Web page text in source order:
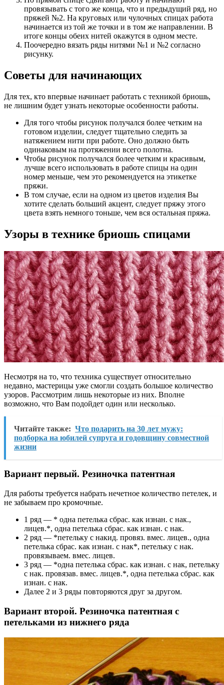
провязывать с того же конца, что и предыдущий ряд, но
пряжей №2. На круговых или чулочных спицах работа
начинается из той же точки и в том же направлении. В
итоге концы обеих нитей окажутся в одном месте.
Поочередно вязать ряды нитями №1 и №2 согласно
рисунку.
Советы для начинающих
Для тех, кто впервые начинает работать с техникой бриошь,
не лишним будет узнать некоторые особенности работы.
Для того чтобы рисунок получался более четким на
готовом изделии, следует тщательно следить за
натяжением нити при работе. Оно должно быть
одинаковым на протяжении всего полотна.
Чтобы рисунок получался более четким и красивым,
лучше всего использовать в работе спицы на один
номер меньше, чем это рекомендуется на этикетке
пряжи.
В том случае, если на одном из цветов изделия Вы
хотите сделать больший акцент, следует пряжу этого
цвета взять немного тоньше, чем вся остальная пряжа.
Узоры в технике бриошь спицами
Несмотря на то, что техника существует относительно
недавно, мастерицы уже смогли создать большое количество
узоров. Рассмотрим лишь некоторые из них. Вполне
возможно, что Вам подойдет один или несколько.
Читайте также: Что подарить на 30 лет мужу:
подборка на юбилей супруга и годовщину совместной
жизни
Вариант первый. Резиночка патентная
Для работы требуется набрать нечетное количество петелек, и
не забываем про кромочные.
1 ряд — * одна петелька сбрас. как изнан. с нак.,
лицев.*, одна петелька сбрас. как изнан. с нак.
2 ряд — *петельку с накид. провяз. вмес. лицев., одна
петелька сбрас. как изнан. с нак*, петельку с нак.
провязываем. вмес. лицев.
3 ряд — *одна петелька сбрас. как изнан. с нак, петельку
с нак. провязав. вмес. лицев.*, одна петелька сбрас. как
изнан. с нак.
Далее 2 и 3 ряды повторяются друг за другом.
Вариант второй. Резиночка патентная с
петельками из нижнего ряда